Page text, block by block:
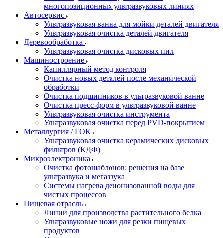
многопозиционных ультразвуковых линиях
Автосервис
Ультразвуковая ванна для мойки деталей двигателя
Ультразвуковая очистка деталей двигателя
Деревообработка
Ультразвуковая очистка дисковых пил
Машиностроение
Капиллярный метод контроля
Очистка новых деталей после механической
обработки
Очистка подшипников в ультразвуковой ванне
Очистка пресс-форм в ультразвуковой ванне
Ультразвуковая очистка инструмента
Ультразвуковая очистка перед PVD-покрытием
Металлургия / ГОК
Ультразвуковая очистка керамических дисковых
фильтров (КДФ)
Микроэлектроника
Очистка фотошаблонов: решения на базе
ультразвука и мегазвука
Системы нагрева деионизованной воды для
чистых процессов
Пищевая отрасль
Линии для производства растительного белка
Ультразвуковые ножи для резки пищевых
продуктов